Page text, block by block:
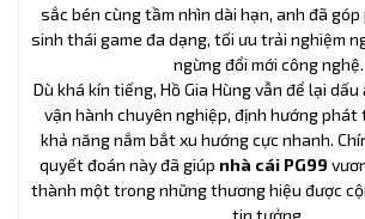
sắc bén cùng tầm nhìn dài hạn, anh đã
sinh thái game đa dạng, tối ưu trải nghiệm
ngừng đổi mới công nghệ.
Dù khá kín tiếng, Hồ Gia Hùng vẫn để lại
vận hành chuyên nghiệp, định hướng phát
khả năng nắm bắt xu hướng cực nhanh.
quyết đoán này đã giúp nhà cái PG99
thành một trong những thương hiệu được
tin tưởng.